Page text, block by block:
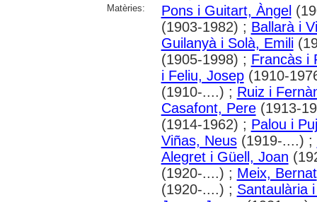
Matèries:
Pons i Guitart, Àngel
(1903-1982) ; Ballarà i
Guilanyà i Solà, Emili
(1905-1998) ; Francàs i
i Feliu, Josep(1910-
(1910-....) ; Ruiz i
Casafont, Pere(1913-
(1914-1962) ; Palou i
Viñas, Neus(1919-....) ;
Alegret i Güell, Joan
(1920-....) ; Meix, Bernat
(1920-....) ; Santaulària